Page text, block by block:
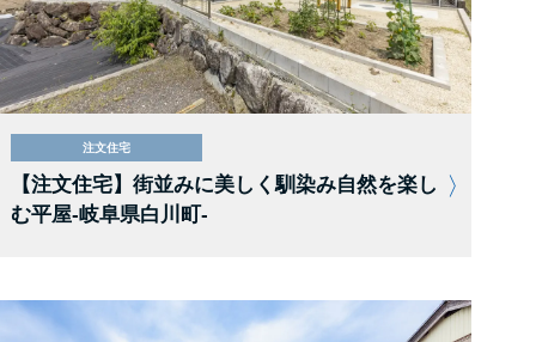
注文住宅
【注文住宅】街並みに美しく馴染み自然を楽し
む平屋-岐阜県白川町-